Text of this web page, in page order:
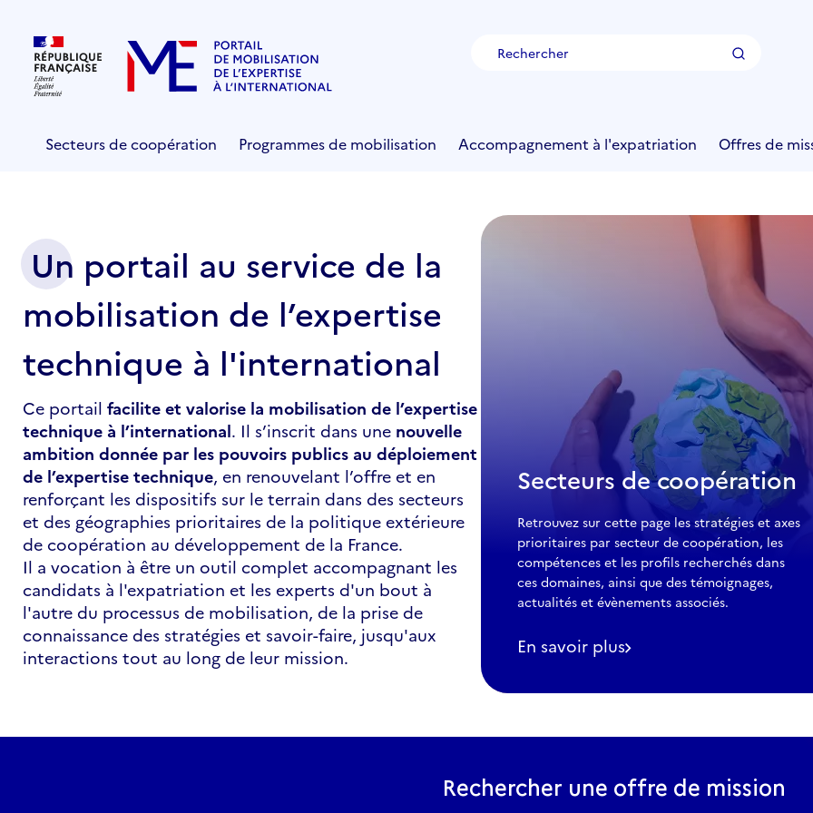
Rechercher
Secteurs de coopération Programmes de mobilisation Accompagnement à l'expatriation Offres de
Page
d'accueil
Un portail au service de la
mobilisation de l’expertise
technique à l'international
Ce portail facilite et valorise la mobilisation de l’expertise
technique à l’international. Il s’inscrit dans une nouvelle
ambition donnée par les pouvoirs publics au déploiement
de l’expertise technique, en renouvelant l’offre et en
renforçant les dispositifs sur le terrain dans des secteurs
et des géographies prioritaires de la politique extérieure
de coopération au développement de la France.
Il a vocation à être un outil complet accompagnant les
candidats à l'expatriation et les experts d'un bout à
l'autre du processus de mobilisation, de la prise de
connaissance des stratégies et savoir-faire, jusqu'aux
interactions tout au long de leur mission.
Secteurs de coopération
Retrouvez sur cette page les stratégies et axes
prioritaires par secteur de coopération, les
compétences et les profils recherchés dans
ces domaines, ainsi que des témoignages,
actualités et évènements associés.
En savoir plus
-
de